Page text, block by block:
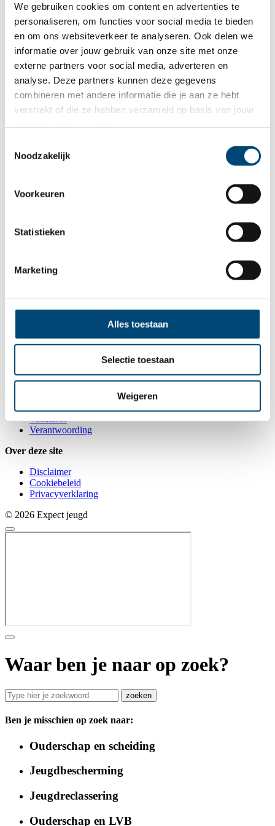
We gebruiken cookies om content en advertenties te
personaliseren, om functies voor social media te bieden
en om ons websiteverkeer te analyseren. Ook delen we
informatie over jouw gebruik van onze site met onze
externe partners voor social media, adverteren en
analyse. Deze partners kunnen deze gegevens
combineren met andere informatie die je aan ze hebt
verstrekt of die ze hebben verzameld op basis van jouw
Noodzakelijk
Voorkeuren
Statistieken
Marketing
Alles toestaan
Selectie toestaan
Weigeren
Duur maatwerk SKJ punten 3,00 Accreditatienummer
SKJ214087Kosten € 190,-
Waar gaat de training over?
Na het volgen van deze training?
Wat is handig om vooraf te weten?
Wachtlijst
Er zijn op dit moment geen beschikbare programma's. Laat je
gegevens achter, dan nemen we contact met je op zodra er plek is.
Informatie & contact
Contact
Vacatures
Verantwoording
Over deze site
Disclaimer
Cookiebeleid
Privacyverklaring
© 2026 Expect jeugd
Waar ben je naar op zoek?
zoeken
Ben je misschien op zoek naar:
Ouderschap en scheiding
Jeugdbescherming
Jeugdreclassering
Ouderschap en LVB